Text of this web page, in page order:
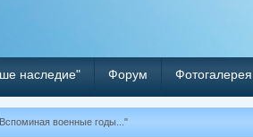
наследие" Форум Фотогалерея
военные годы..."